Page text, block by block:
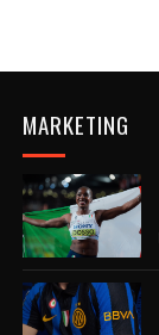
MARKETING